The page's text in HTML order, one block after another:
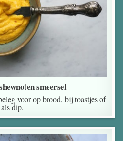
smeersel
voor op brood, bij toastjes of
als dip.